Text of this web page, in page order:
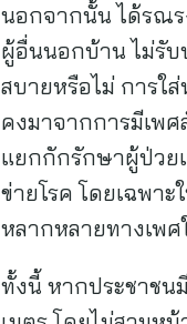
นอกจากนั้น ได้รณร
ผู้อื่นนอกบ้าน ไม่รับ
สบายหรือไม่ การใ
คงมาจากการมีเพ
แยกกักรักษาผู้ป่วย
ข่ายโรค โดยเฉพา
หลากหลายทางเพศ
ทั้งนี้ หากประชาชน